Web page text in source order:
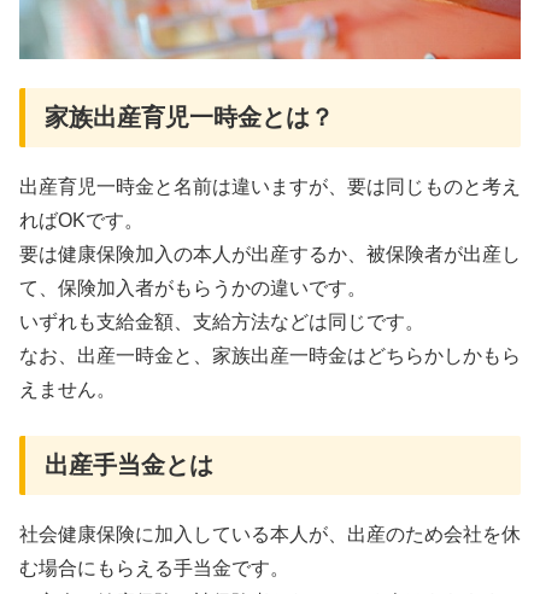
家族出産育児一時金とは？
出産育児一時金と名前は違いますが、要は同じものと考え
ればOKです。
要は健康保険加入の本人が出産するか、被保険者が出産し
て、保険加入者がもらうかの違いです。
いずれも支給金額、支給方法などは同じです。
なお、出産一時金と、家族出産一時金はどちらかしかもら
えません。
出産手当金とは
社会健康保険に加入している本人が、出産のため会社を休
む場合にもらえる手当金です。